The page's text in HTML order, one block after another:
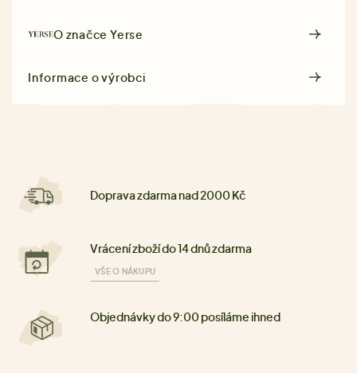
O značceYerse
Informace o výrobci
Doprava zdarma nad 2000 Kč
Vrácení zboží do 14 dnů zdarma
VŠE O NÁKUPU
Objednávky do 9:00 posíláme ihned